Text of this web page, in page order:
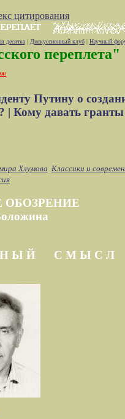
десятка| Дискуссионный клуб| Научный
переплета"
Путину о
| Кому давать
Хлумова Классики и
ОБОЗРЕНИЕ
Н Ы Й С М Ы С Л